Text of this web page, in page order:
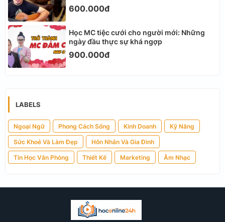
600.000đ
Học MC tiệc cưới cho người mới: Những
ngày đầu thực sự khá ngợp
900.000đ
LABELS
Ngoại Ngữ Phong Cách Sống Kinh Doanh Kỹ Năng
Sức Khoẻ Và Làm Đẹp Hôn Nhân Và Gia Đình
Tin Học Văn Phòng Thiết Kế Marketing Âm Nhạc